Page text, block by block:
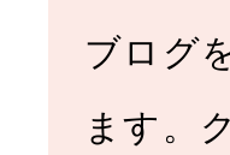
ブログ
ます。